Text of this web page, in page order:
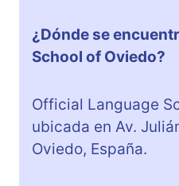
¿Dónde se
School of Oviedo?
Official Language
ubicada en Av.
Oviedo, España.